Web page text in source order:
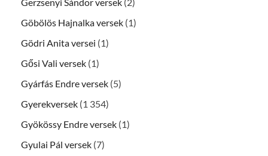
Göbölös Hajnalka versek (1)
Gödri Anita versei (1)
Gősi Vali versek (1)
Gyárfás Endre versek (5)
Gyerekversek (1 354)
Gyökössy Endre versek (1)
Gyulai Pál versek (7)